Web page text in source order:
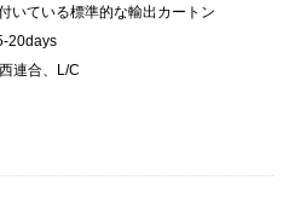
いている標準的な輸出カートン
20days
連合、L/C